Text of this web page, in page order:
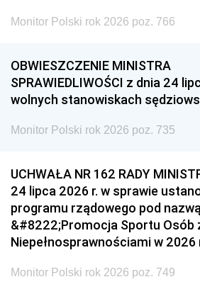
Monitor Polski rok 2026 poz. 766
OBWIESZCZENIE MINISTRA
SPRAWIEDLIWOŚCI z dnia 24
wolnych stanowiskach
Monitor Polski rok 2026 poz. 735
UCHWAŁA NR 162 RADY
24 lipca 2026 r. w sprawie
programu rządowego pod
&#8222;Promocja Sportu Osób
Niepełnosprawnościami w 2026
Monitor Polski rok 2026 poz. 749